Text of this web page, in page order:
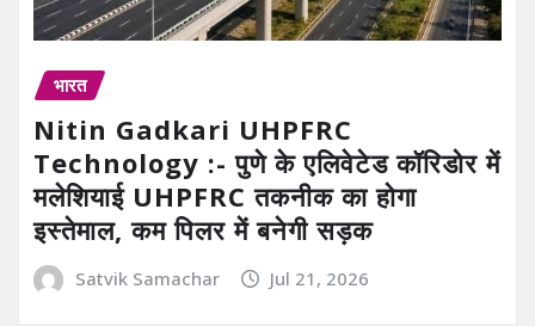
भारत
Nitin Gadkari UHPFRC
Technology :- पुणे के एलिवेटेड कॉरिडोर में
मलेशियाई UHPFRC तकनीक का होगा
इस्तेमाल, कम पिलर में बनेगी सड़क
Satvik Samachar Jul 21, 2026